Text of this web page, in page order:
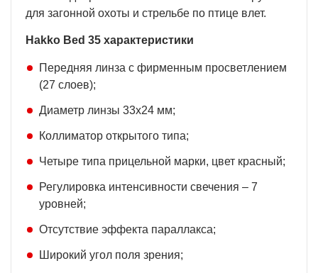
для загонной охоты и стрельбе по птице влет.
Hakko Bed 35 характеристики
Передняя линза с фирменным просветлением
(27 слоев);
Диаметр линзы 33х24 мм;
Коллиматор открытого типа;
Четыре типа прицельной марки, цвет красный;
Регулировка интенсивности свечения – 7
уровней;
Отсутствие эффекта параллакса;
Широкий угол поля зрения;